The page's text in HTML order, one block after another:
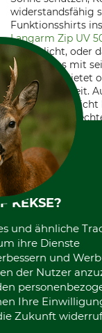
widerstandsfähig
Funktionsshirts
Langarm Zip UV
ermöglicht, oder
UV 50+
, das mit
jedes Shirt bietet
Bequemlichkeit.
HiVi UV 50+
sticht
selbst bei
Freien zum
Die
Wald und
Qualität der
Mit ihrer
Leistung
Platz in der Welt
Renommiert für
Strahlen, bieten
effektive Lösung,
gesundheitlichen
Sonne verursacht
KEKSE?
und ähnliche
ihre Dienste
und
der Nutzer
Ihre
Zukunft